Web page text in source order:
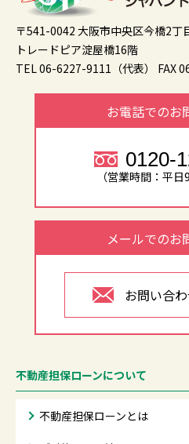
〒541-0042 大阪市中央区今橋2丁
トレードピア淀屋橋16階
TEL 06-6227-9111（代表）
FAX
お電話でのお
0120-
（営業時間：平日
メールでのお
お問い合
不動産担保ローンについて
不動産担保ローンとは